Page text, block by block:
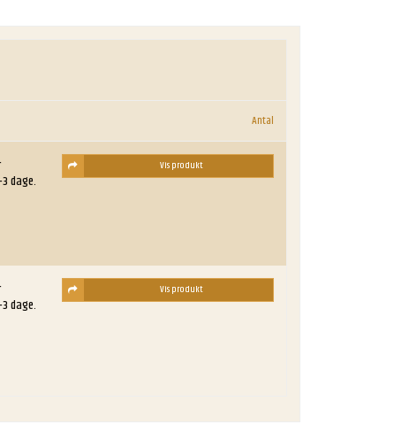
Antal
dage.
Vis produkt
dage.
Vis produkt